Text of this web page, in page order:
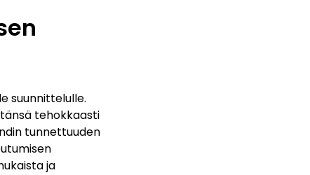
suunnittelulle.
tehokkaasti
tunnettuuden
ja